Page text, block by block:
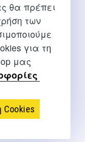
θα πρέπει
των
για τη
μας
Cookies
μέσω του